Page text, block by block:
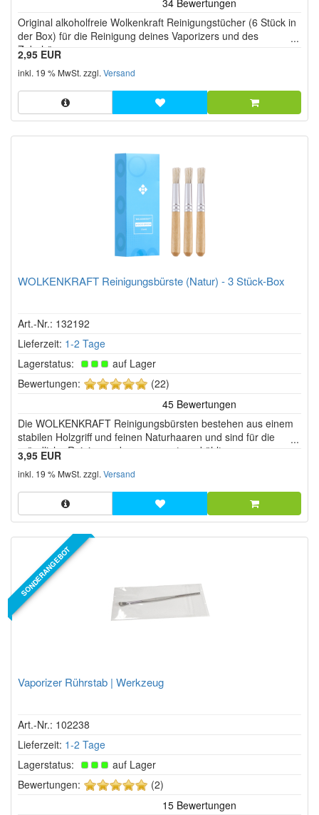
Sternen!
Original alkoholfreie Wolkenkraft Reinigungstücher (6 Stück in
der Box) für die Reinigung deines Vaporizers und des
Zubehörs.
2,95 EUR
inkl. 19 % MwSt. zzgl. Versand
WOLKENKRAFT Reinigungsbürste (Natur) - 3 Stück-Box
Art.-Nr.: 132192
Lieferzeit: 1-2 Tage
Lagerstatus:
auf Lager
Bewertungen:
5
Sternen!
(22)
Die WOLKENKRAFT Reinigungsbürsten bestehen aus einem
stabilen Holzgriff und feinen Naturhaaren und sind für die
gründliche Reinigung der zuvor runtergekühlten
Kräuterkammer im Vaporizer konzipiert. Sie eignen sich für
verschiedene Vaporizer wie WOLKENKRAFT FX MINI ULTRA,
ÄRiS ULTRA und LIVE.
3,95 EUR
inkl. 19 % MwSt. zzgl. Versand
SONDERANGEBOT
Vaporizer Rührstab | Werkzeug
Art.-Nr.: 102238
Lieferzeit: 1-2 Tage
Lagerstatus:
auf Lager
Bewertungen:
5(2)